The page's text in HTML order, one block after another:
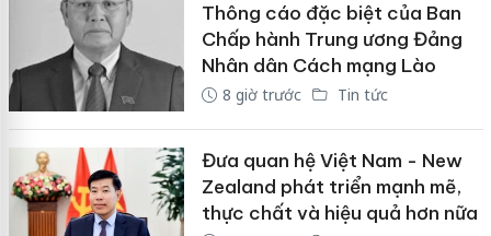
Thông cáo đặc biệt của Ban
Chấp hành Trung ương Đảng
Nhân dân Cách mạng Lào
8 giờ trước Tin tức
Đưa quan hệ Việt Nam - New
Zealand phát triển mạnh mẽ,
thực chất và hiệu quả hơn nữa